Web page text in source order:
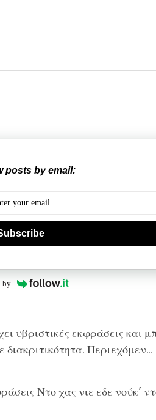
posts by email:
by
υβριστικές εκφράσεις και
Περιεχόμεν...
Ντο χας νιε εδε νούκ'